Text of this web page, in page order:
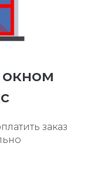
окном
заказ